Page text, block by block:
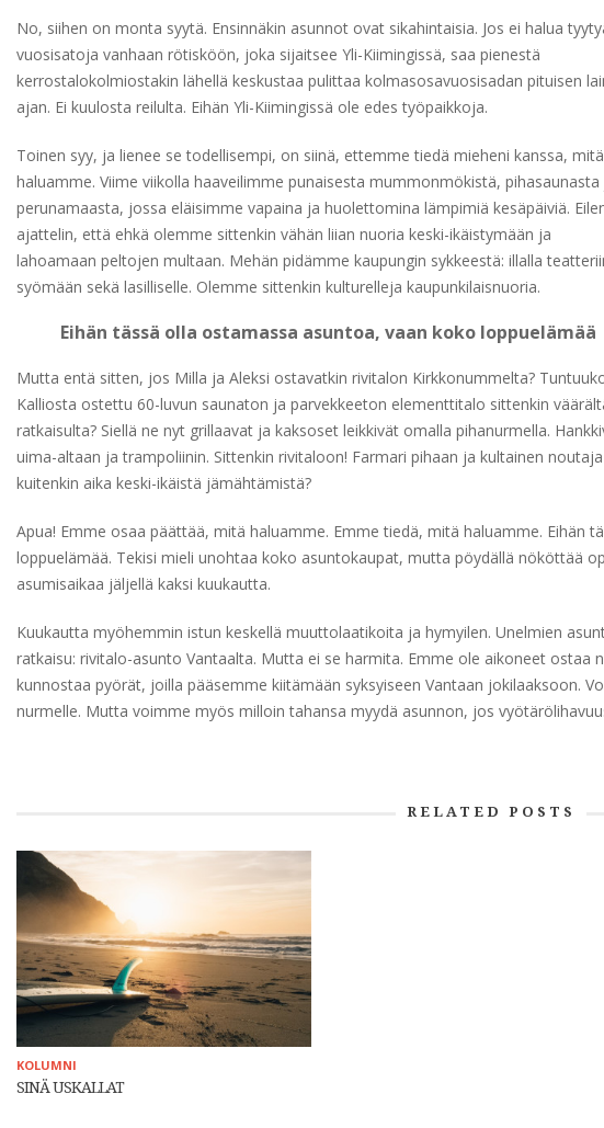
No, siihen on monta syytä. Ensinnäkin asunnot ovat sikahintaisia. Jos ei halua
vuosisatoja vanhaan rötisköön, joka sijaitsee Yli-Kiimingissä, saa pienestä
kerrostalokolmiostakin lähellä keskustaa pulittaa kolmasosavuosisadan pituisen
ajan. Ei kuulosta reilulta. Eihän Yli-Kiimingissä ole edes työpaikkoja.
Toinen syy, ja lienee se todellisempi, on siinä, ettemme tiedä mieheni kanssa, mitä
haluamme. Viime viikolla haaveilimme punaisesta mummonmökistä, pihasaunasta
perunamaasta, jossa eläisimme vapaina ja huolettomina lämpimiä kesäpäiviä.
ajattelin, että ehkä olemme sittenkin vähän liian nuoria keski-ikäistymään ja
lahoamaan peltojen multaan. Mehän pidämme kaupungin sykkeestä: illalla
syömään sekä lasilliselle. Olemme sittenkin kulturelleja kaupunkilaisnuoria.
Eihän tässä olla ostamassa asuntoa, vaan koko loppuelämää
Mutta entä sitten, jos Milla ja Aleksi ostavatkin rivitalon Kirkkonummelta?
Kalliosta ostettu 60-luvun saunaton ja parvekkeeton elementtitalo sittenkin
ratkaisulta? Siellä ne nyt grillaavat ja kaksoset leikkivät omalla pihanurmella.
uima-altaan ja trampoliinin. Sittenkin rivitaloon! Farmari pihaan ja kultainen
kuitenkin aika keski-ikäistä jämähtämistä?
Apua! Emme osaa päättää, mitä haluamme. Emme tiedä, mitä haluamme. Eihän
loppuelämää. Tekisi mieli unohtaa koko asuntokaupat, mutta pöydällä nököttää
asumisaikaa jäljellä kaksi kuukautta.
Kuukautta myöhemmin istun keskellä muuttolaatikoita ja hymyilen. Unelmien
ratkaisu: rivitalo-asunto Vantaalta. Mutta ei se harmita. Emme ole aikoneet ostaa
kunnostaa pyörät, joilla pääsemme kiitämään syksyiseen Vantaan jokilaaksoon.
nurmelle. Mutta voimme myös milloin tahansa myydä asunnon, jos
RELATED POSTS
KOLUMNI
SINÄ USKALLAT